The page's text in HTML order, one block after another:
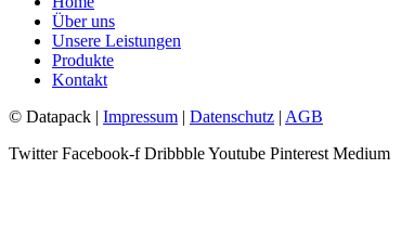
Über uns
Unsere Leistungen
Produkte
Kontakt
© Datapack | Impressum | Datenschutz | AGB
Twitter Facebook-f DribbbleYoutube Pinterest Medium